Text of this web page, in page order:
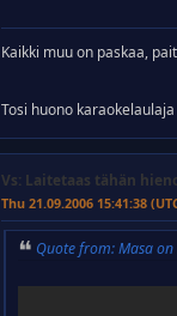
Kaikki muu on paskaa,
Tosi huono karaokelaulaja
Vs: Laitetaas tähän
Thu 21.09.2006 15:41:38
Quote from: Masa